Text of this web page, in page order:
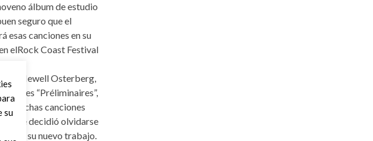
álbum de estudio
seguro que el
esas canciones en su
elRock Coast Festival
Newell Osterberg,
“Préliminaires”,
y muchas canciones
decidió olvidarse
su nuevo trabajo.
su